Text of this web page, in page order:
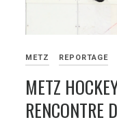
METZ REPORTAGE
METZ
RENCONTRE